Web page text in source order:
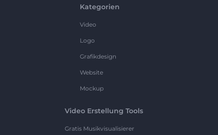
Kategorien
Video
Logo
Grafikdesign
Website
Mockup
Video Erstellung Tools
Gratis Musikvisualisierer